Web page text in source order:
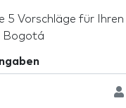
5 Vorschläge für Ihren
Bogotá